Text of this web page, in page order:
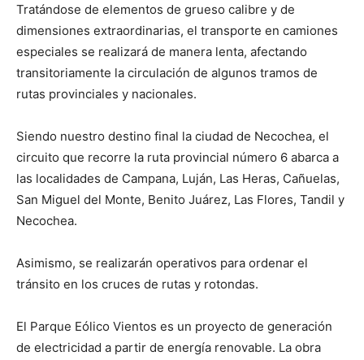
Tratándose de elementos de grueso calibre y de
dimensiones extraordinarias, el transporte en camiones
especiales se realizará de manera lenta, afectando
transitoriamente la circulación de algunos tramos de
rutas provinciales y nacionales.
Siendo nuestro destino final la ciudad de Necochea, el
circuito que recorre la ruta provincial número 6 abarca a
las localidades de Campana, Luján, Las Heras, Cañuelas,
San Miguel del Monte, Benito Juárez, Las Flores, Tandil y
Necochea.
Asimismo, se realizarán operativos para ordenar el
tránsito en los cruces de rutas y rotondas.
El Parque Eólico Vientos es un proyecto de generación
de electricidad a partir de energía renovable. La obra